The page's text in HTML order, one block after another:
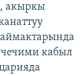
акыркы
чечими кабыл